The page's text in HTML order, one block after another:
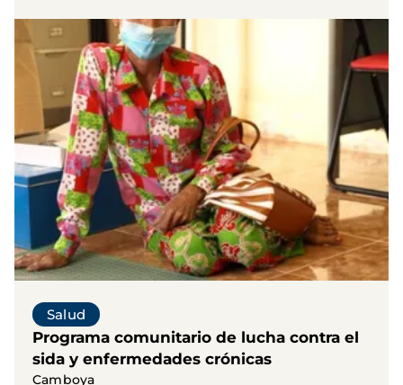
Salud
Programa comunitario de lucha contra el
sida y enfermedades crónicas
Camboya